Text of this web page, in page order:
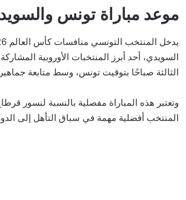
موعد مباراة تونس والسويد
السويدي، أحد أبرز المنتخبات الأوروبية
الثالثة صباحًا بتوقيت تونس، وسط متابعة
وتعتبر هذه المباراة مفصلية بالنسبة لنسور
المنتخب أفضلية مهمة في سباق التأهل إلى